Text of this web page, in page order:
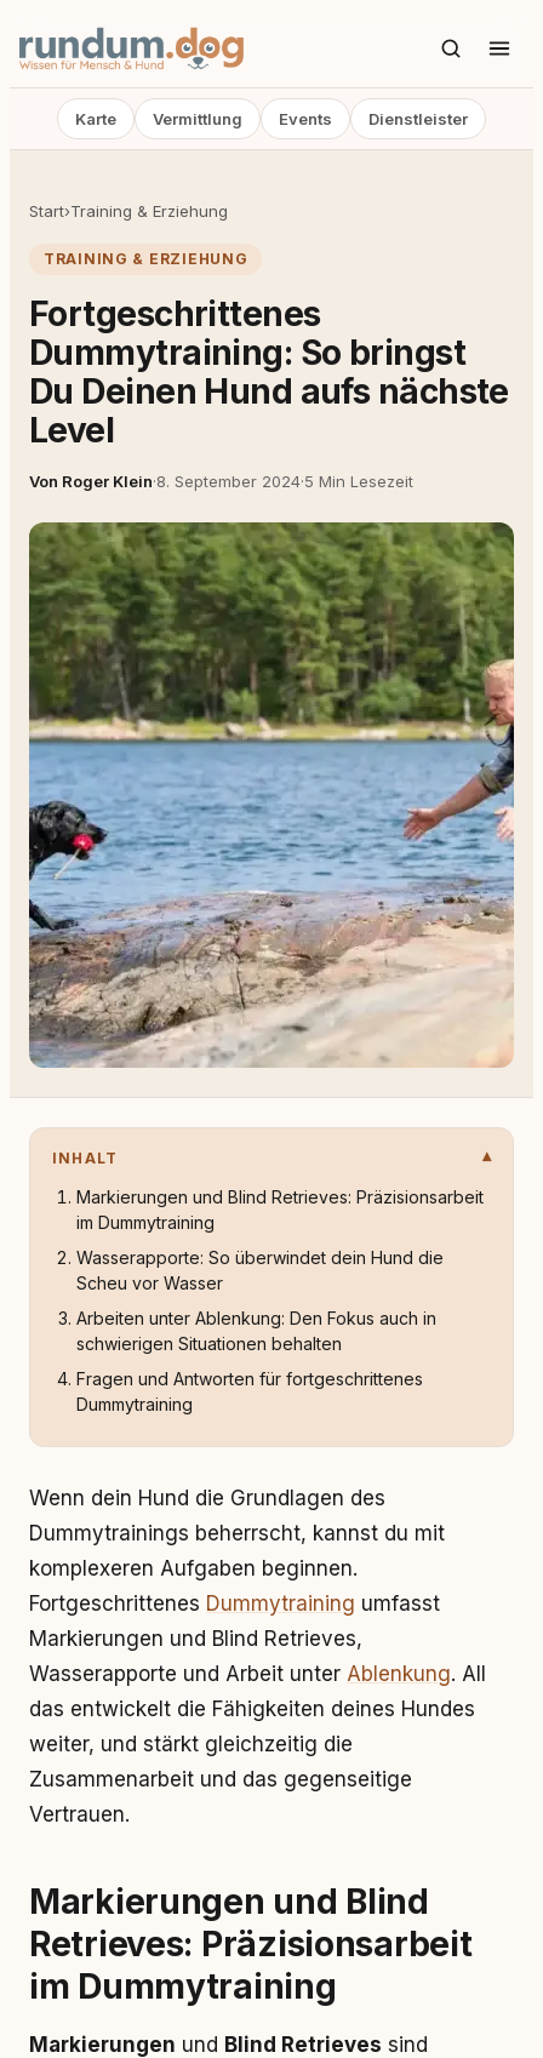
Karte Vermittlung Events Dienstleister
Start›Training & Erziehung
TRAINING & ERZIEHUNG
Fortgeschrittenes
Dummytraining: So bringst
Du Deinen Hund aufs nächste
Level
Von Roger Klein·8. September 2024·5 Min Lesezeit
INHALT
Markierungen und Blind Retrieves: Präzisionsarbeit
im Dummytraining
Wasserapporte: So überwindet dein Hund die
Scheu vor Wasser
Arbeiten unter Ablenkung: Den Fokus auch in
schwierigen Situationen behalten
Fragen und Antworten für fortgeschrittenes
Dummytraining
Wenn dein Hund die Grundlagen des
Dummytrainings beherrscht, kannst du mit
komplexeren Aufgaben beginnen.
Fortgeschrittenes Dummytraining umfasst
Markierungen und Blind Retrieves,
Wasserapporte und Arbeit unter Ablenkung. All
das entwickelt die Fähigkeiten deines Hundes
weiter, und stärkt gleichzeitig die
Zusammenarbeit und das gegenseitige
Vertrauen.
Markierungen und Blind
Retrieves: Präzisionsarbeit
im Dummytraining
Markierungen und Blind Retrieves sind